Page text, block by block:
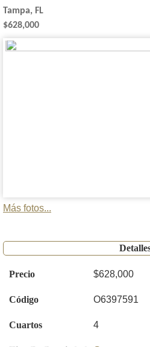
Tampa, FL
$628,000
Más fotos...
Precio $628,000
Código O6397591
Cuartos 4